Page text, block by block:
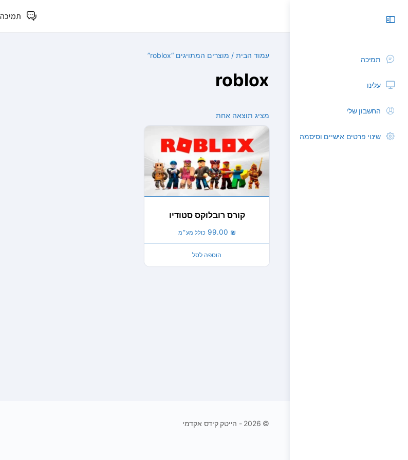
תמיכה
עלינו
החשבון שלי
שינוי פרטים אישיים וסיסמה
תמיכה
עמוד הבית / מוצרים המתויגים “roblox”
roblox
מציג תוצאה אחת
קורס רובלוקס סטודיו
99.00 ₪ כולל מע״מ
הוספה לסל
© 2026 - הייטק קידס אקדמי